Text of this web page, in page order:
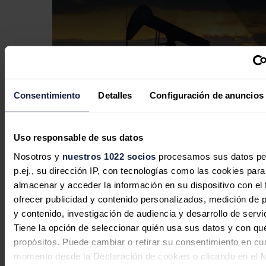
Consentimiento Detalles Configuración de anuncios
Uso responsable de sus datos
Nosotros y nuestros 1022 socios procesamos sus datos
p.ej., su dirección IP, con tecnologías como las cookies para
almacenar y acceder la información en su dispositivo con el
ofrecer publicidad y contenido personalizados, medición de
y contenido, investigación de audiencia y desarrollo de
Tiene la opción de seleccionar quién usa sus datos y con
propósitos. Puede cambiar o retirar su consentimiento en
momento desde la Declaración de cookies o clicando en el
El petróleo de Texas sube un 1,4 %, a
76,27 dólares, pendiente de acuerdo
para abrir Ormuz
Redacción06/08/2026